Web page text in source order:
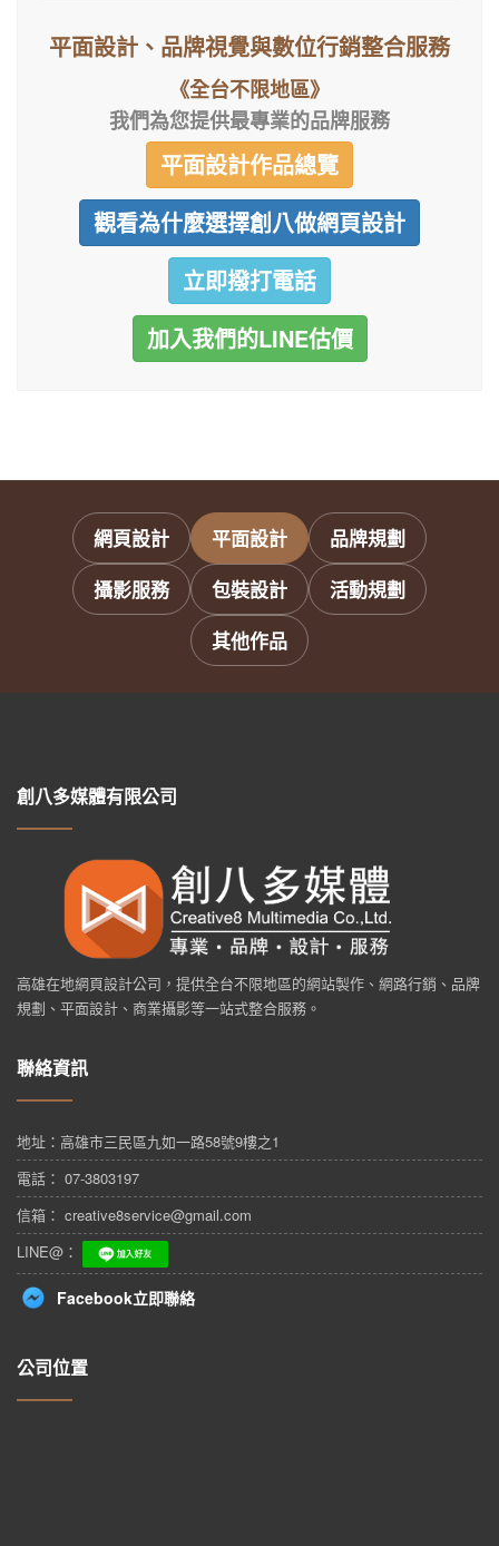
平面設計、品牌視覺與數位行銷整合服務
《全台不限地區》
我們為您提供最專業的品牌服務
平面設計作品總覽
觀看為什麼選擇創八做網頁設計
立即撥打電話
加入我們的LINE估價
網頁設計 平面設計
品牌規劃
攝影服務
包裝設計
活動規劃
其他作品
創八多媒體有限公司
高雄在地網頁設計公司，提供全台不限地區的網站製作、網路行銷、品牌
規劃、平面設計、商業攝影等一站式整合服務。
聯絡資訊
地址： 高雄市三民區九如一路58號9樓之1
電話： 07-3803197
信箱： creative8service@gmail.com
LINE@：
Facebook立即聯絡
公司位置